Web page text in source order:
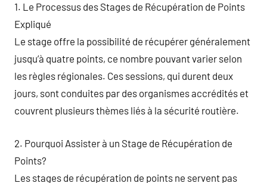
1. Le Processus des Stages de Récupération de Points
Expliqué
Le stage offre la possibilité de récupérer généralement
jusqu’à quatre points, ce nombre pouvant varier selon
les règles régionales. Ces sessions, qui durent deux
jours, sont conduites par des organismes accrédités et
couvrent plusieurs thèmes liés à la sécurité routière.
2. Pourquoi Assister à un Stage de Récupération de
Points?
Les stages de récupération de points ne servent pas